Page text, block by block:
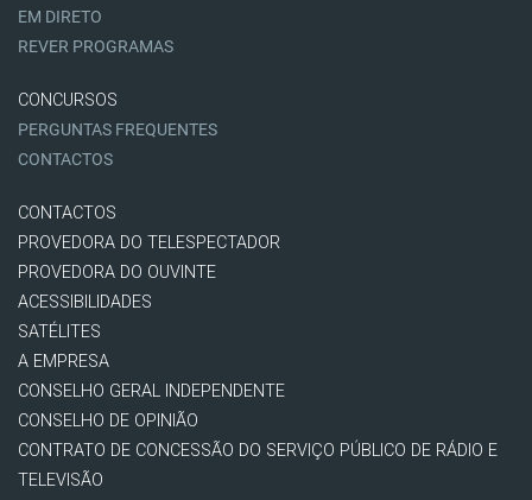
EM DIRETO
REVER PROGRAMAS
CONCURSOS
PERGUNTAS FREQUENTES
CONTACTOS
CONTACTOS
PROVEDORA DO TELESPECTADOR
PROVEDORA DO OUVINTE
ACESSIBILIDADES
SATÉLITES
A EMPRESA
CONSELHO GERAL INDEPENDENTE
CONSELHO DE OPINIÃO
CONTRATO DE CONCESSÃO DO SERVIÇO PÚBLICO DE RÁDIO E
TELEVISÃO